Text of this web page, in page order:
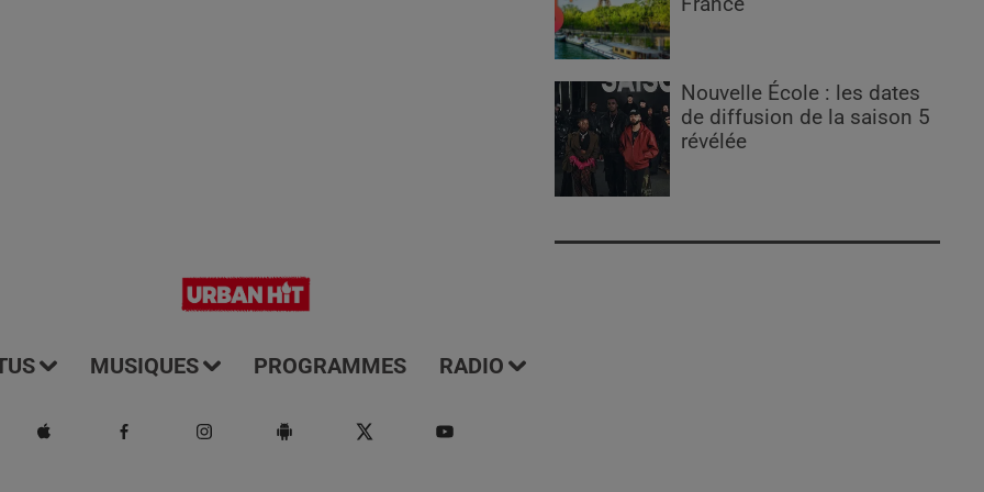
Nouvelle École : les dates
de diffusion de la saison 5
révélée
MUSIQUES PROGRAMMES RADIO